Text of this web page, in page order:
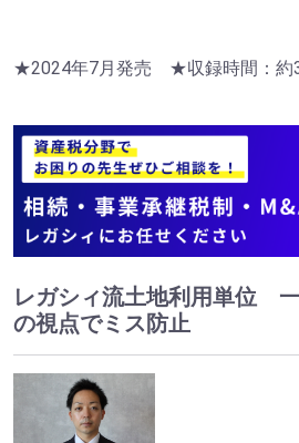
★2024年7月発売 ★収録時間：約
レガシィ流土地利用単位
の視点でミス防止